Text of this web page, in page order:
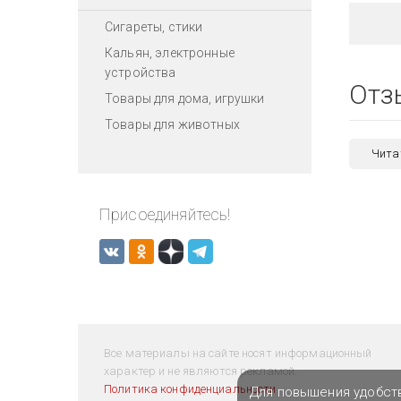
Сигареты, стики
Кальян, электронные
устройства
Товары для дома, игрушки
Товары для животных
Присоединяйтесь!
Все материалы на сайте носят информационный
характер и не являются рекламой.
Политика конфиденциальностиДля повышения